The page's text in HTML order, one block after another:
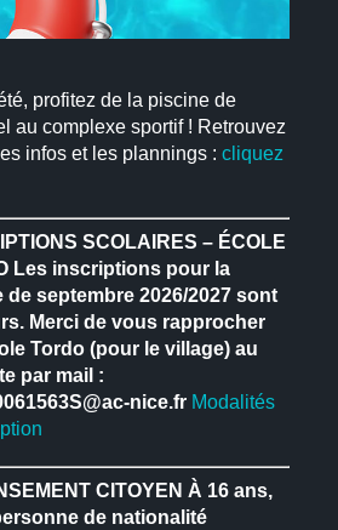
profitez de la piscine de
au complexe sportif ! Retrouvez
infos et les plannings : cliquez
SCOLAIRES – ÉCOLE
Les inscriptions pour la
de septembre 2026/2027 sont
Merci de vous rapprocher
Tordo (pour le village) au
par mail :
nice.fr Modalités
CITOYEN À 16 ans,
de nationalité